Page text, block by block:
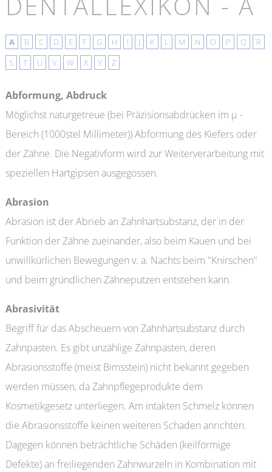
A B C D E F G H I J K L M N O P Q
R
S
T U V W X Y Z
Abformung, Abdruck
Möglichst naturgetreue (bei Präzisionsabdrücken im µ -
Bereich (1000stel Millimeter)) Abformung des Kiefers oder
der Zähne. Die Negativform wird zur Weiterverarbeitung mit
speziellen Hartgipsen ausgegossen.
Abrasion
Abrasion ist der Abrieb an Zahnhartsubstanz, der in der
Funktion der Zähne zueinander, also beim Kauen und bei
unwillkürlichen Bewegungen v. a. Nachts beim "Knirschen"
und beim gründlichen Zähneputzen entstehen kann.
Abrasivität
Begriff für das Abscheuern von Zahnhartsubstanz durch
Zahnpasten. Es gibt unzählige Zahnpasten, deren
Abrasionsstoffe (meist Bimsstein) nicht bekannt gegeben
werden müssen, da Zahnpflegeprodukte dem
Kosmetikgesetz unterliegen. Am intakten Schmelz können
die Abrasionsstoffe keinen weiteren Schaden anrichten.
Dagegen können beträchtliche Schäden (keilförmige
Defekte) an freiliegenden Zahnwurzeln in Kombination mit